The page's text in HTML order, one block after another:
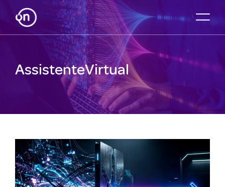
AssistenteVirtual